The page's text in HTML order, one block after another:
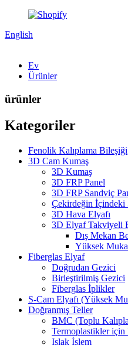
English
Ev
Ürünler
ürünler
Kategoriler
Fenolik Kalıplama Bileşiği
3D Cam Kumaş
3D Kumaş
3D FRP Panel
3D FRP Sandviç
Çekirdeğin İçindeki
3D Hava Elyafı
3D Elyaf Takviyeli
Dış Mekan
Yüksek
Fiberglas Elyaf
Doğrudan Gezici
Birleştirilmiş Gezici
Fiberglas İplikler
S-Cam Elyafı (Yüksek
Doğranmış Teller
BMC (Toplu
Termoplastikler için
Islak İşlem